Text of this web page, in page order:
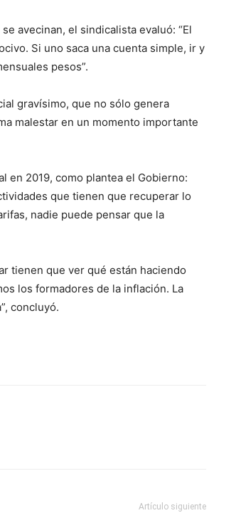
avecinan, el sindicalista evaluó: “El
Si uno saca una cuenta simple, ir y
pesos”.
gravísimo, que no sólo genera
malestar en un momento importante
en 2019, como plantea el Gobierno:
que tienen que recuperar lo
nadie puede pensar que la
tienen que ver qué están haciendo
los formadores de la inflación. La
concluyó.
Artículo siguiente